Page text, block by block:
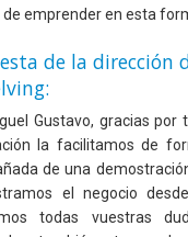
de emprender en esta
de la dirección
Gustavo, gracias por
la facilitamos de
de una
el negocio
todas vuestras